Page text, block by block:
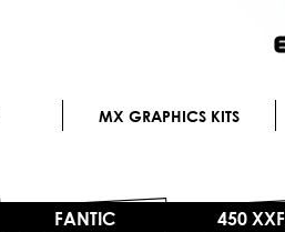
MX GRAPHICS KITS
FANTIC 450 XXF